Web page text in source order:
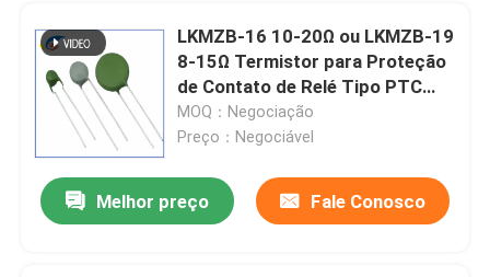
LKMZB-16 10-20Ω ou LKMZB-19
8-15Ω Termistor para Proteção
de Contato de Relé Tipo PTC
Termistor multiuso resistente ao
calor
MOQ：Negociação
Preço：Negociável
Melhor preço Fale Conosco